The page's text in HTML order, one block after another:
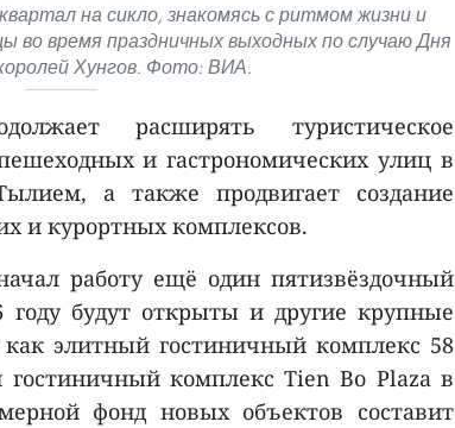
на сикло, знакомясь с ритмом жизни и
во время праздничных выходных по случаю Дня
Хунгов. Фото: ВИА.
расширять туристическое
и гастрономических улиц в
а также продвигает создание
и курортных комплексов.
работу ещё один пятизвёздочный
году будут открыты и другие крупные
элитный гостиничный комплекс 58
гостиничный комплекс Tien Bo Plaza в
фонд новых объектов составит